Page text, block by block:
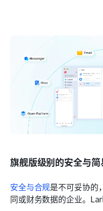
旗舰版级别的安全与简
安全与合规是不可妥协的
同或财务数据的企业。